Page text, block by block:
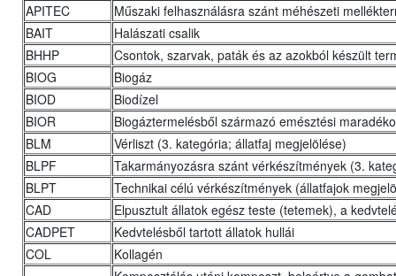
APITEC
Műszaki felhasználásra szánt méhészeti
BAIT
Halászati csalik
BHHP
Csontok, szarvak, paták és az azokból készült
BIOG
Biogáz
BIOD
Biodízel
BIOR
Biogáztermelésből származó emésztési
BLM
Vérliszt (3. kategória; állatfaj megjelölése)
BLPF
Takarmányozásra szánt vérkészítmények (3.
BLPT
Technikai célú vérkészítmények (állatfajok
CAD
Elpusztult állatok egész teste (tetemek), a
CADPET
Kedvtelésből tartott állatok hullái
COL
Kollagén